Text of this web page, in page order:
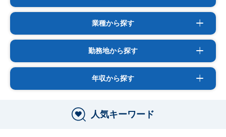
業種から探す
勤務地から探す
年収から探す
人気キーワード